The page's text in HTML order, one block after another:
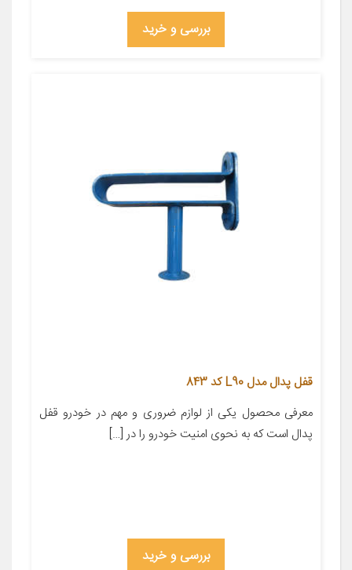
بررسی و خرید
قفل پدال مدل L90 کد 843
معرفی محصول یکی از لوازم ضروری و مهم در خودرو قفل
پدال است که به نحوی امنیت خودرو را در […]
بررسی و خرید